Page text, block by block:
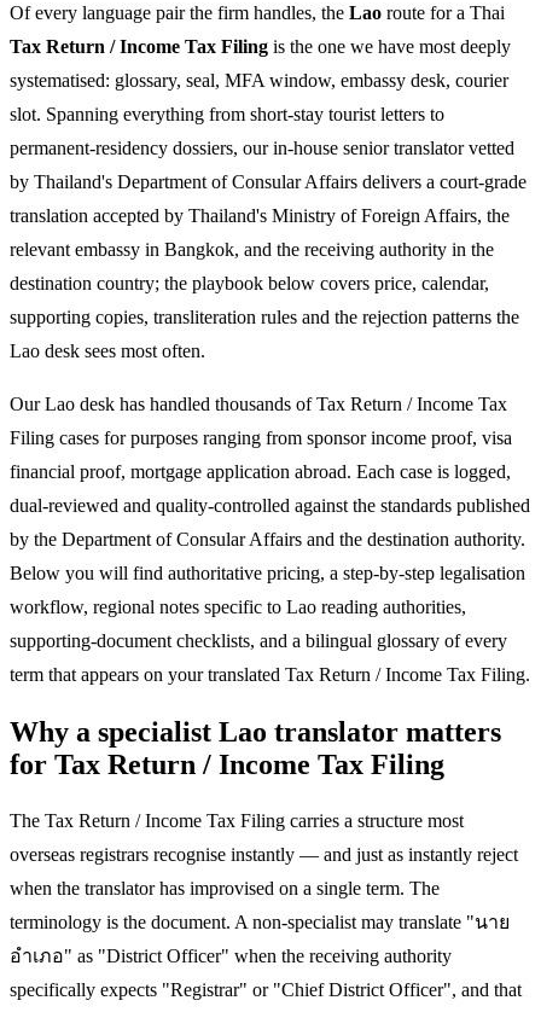
Of every language pair the firm handles, the Lao route for a Thai
Tax Return / Income Tax Filing is the one we have most deeply
systematised: glossary, seal, MFA window, embassy desk, courier
slot. Spanning everything from short-stay tourist letters to
permanent-residency dossiers, our in-house senior translator vetted
by Thailand's Department of Consular Affairs delivers a court-grade
translation accepted by Thailand's Ministry of Foreign Affairs, the
relevant embassy in Bangkok, and the receiving authority in the
destination country; the playbook below covers price, calendar,
supporting copies, transliteration rules and the rejection patterns the
Lao desk sees most often.
Our Lao desk has handled thousands of Tax Return / Income Tax
Filing cases for purposes ranging from sponsor income proof, visa
financial proof, mortgage application abroad. Each case is logged,
dual-reviewed and quality-controlled against the standards published
by the Department of Consular Affairs and the destination authority.
Below you will find authoritative pricing, a step-by-step legalisation
workflow, regional notes specific to Lao reading authorities,
supporting-document checklists, and a bilingual glossary of every
term that appears on your translated Tax Return / Income Tax Filing.
Why a specialist Lao translator matters
for Tax Return / Income Tax Filing
The Tax Return / Income Tax Filing carries a structure most
overseas registrars recognise instantly — and just as instantly reject
when the translator has improvised on a single term. The
terminology is the document. A non-specialist may translate "นาย
อำเภอ" as "District Officer" when the receiving authority
specifically expects "Registrar" or "Chief District Officer", and that